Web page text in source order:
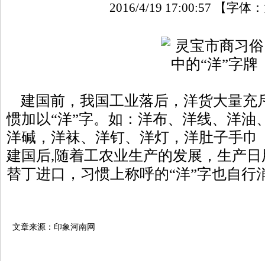
2016/4/19 17:00:57 【字体：
建国前，我国工业落后，洋货大量充
惯加以“洋”字。如：洋布、洋线、洋油
洋碱，洋袜、洋钉、洋灯，洋肚子手巾
建国后,随着工农业生产的发展，生产
替丁进口，习惯上称呼的“洋”字也自行
文章来源：印象河南网